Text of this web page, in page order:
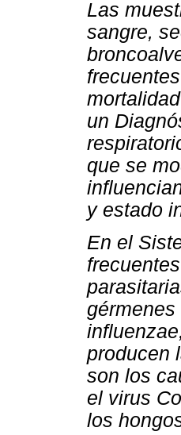
Las
sangre,
un
que se
y estado
En el
producen
son los
el virus
los